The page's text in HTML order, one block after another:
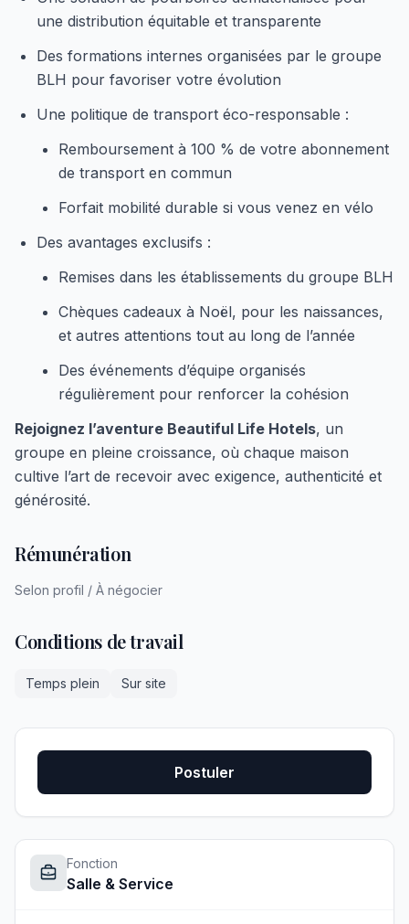
une distribution équitable et transparente
Des formations internes organisées par le groupe
BLH pour favoriser votre évolution
Une politique de transport éco-responsable :
Remboursement à 100 % de votre abonnement
de transport en commun
Forfait mobilité durable si vous venez en vélo
Des avantages exclusifs :
Remises dans les établissements du groupe BLH
Chèques cadeaux à Noël, pour les naissances,
et autres attentions tout au long de l’année
Des événements d’équipe organisés
régulièrement pour renforcer la cohésion
Rejoignez l’aventure Beautiful Life Hotels, un
groupe en pleine croissance, où chaque maison
cultive l’art de recevoir avec exigence, authenticité et
générosité.
Rémunération
Selon profil / À négocier
Conditions de travail
Temps plein Sur site
Postuler
Fonction
Salle & Service